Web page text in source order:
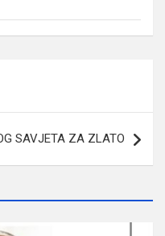
SAVJETA ZA ZLATO